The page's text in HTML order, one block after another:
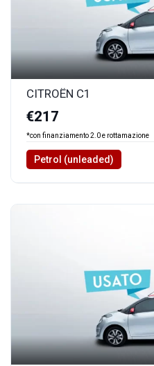
CITROËN C1
€217
*con finanziamento 2.0 e rottamazione
Petrol (unleaded)